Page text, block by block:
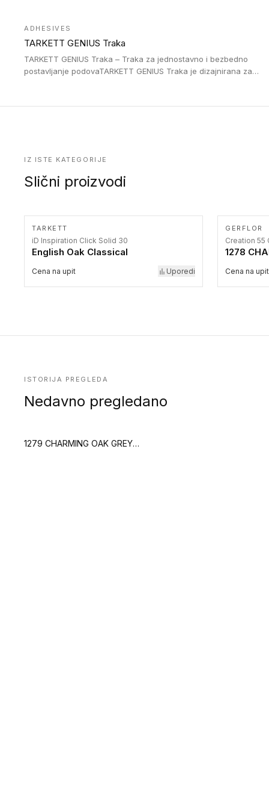
uglom, sa poluprečnikom savijanja od 2R za stepenice više od
16 cm. Poste i verzije od aluminijuma za oblasti pod visokim
opterećenjem. Postavljaju se na postojeći pod. Veoma su
ADHESIVES
TARKETT GENIUS Traka
TARKETT GENIUS Traka – Traka za jednostavno i bezbedno
postavljanje podovaTARKETT GENIUS Traka je dizajnirana za
IZ ISTE KATEGORIJE
Slični proizvodi
TARKETT
iD Inspiration Click Solid 30
English Oak Classical
Cena na upit Uporedi
GERFLOR
Creation 55
1278
Cena na upit
ISTORIJA PREGLEDA
Nedavno pregledano
1279 CHARMING OAK GREY (Creation 55)